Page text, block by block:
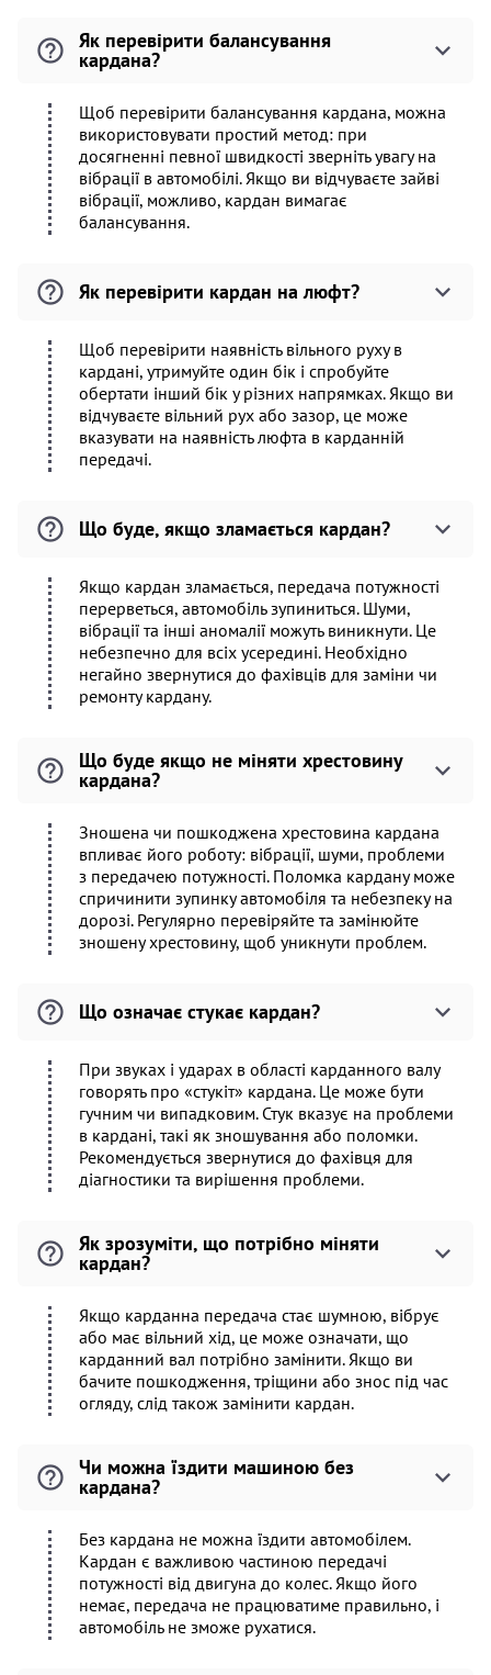
Як перевірити балансування
кардана?
Щоб перевірити балансування кардана, можна
використовувати простий метод: при
досягненні певної швидкості зверніть увагу на
вібрації в автомобілі. Якщо ви відчуваєте зайві
вібрації, можливо, кардан вимагає
балансування.
Як перевірити кардан на люфт?
Щоб перевірити наявність вільного руху в
кардані, утримуйте один бік і спробуйте
обертати інший бік у різних напрямках. Якщо ви
відчуваєте вільний рух або зазор, це може
вказувати на наявність люфта в карданній
передачі.
Що буде, якщо зламається кардан?
Якщо кардан зламається, передача потужності
перерветься, автомобіль зупиниться. Шуми,
вібрації та інші аномалії можуть виникнути. Це
небезпечно для всіх усередині. Необхідно
негайно звернутися до фахівців для заміни чи
ремонту кардану.
Що буде якщо не міняти хрестовину
кардана?
Зношена чи пошкоджена хрестовина кардана
впливає його роботу: вібрації, шуми, проблеми
з передачею потужності. Поломка кардану може
спричинити зупинку автомобіля та небезпеку на
дорозі. Регулярно перевіряйте та замінюйте
зношену хрестовину, щоб уникнути проблем.
Що означає стукає кардан?
При звуках і ударах в області карданного валу
говорять про «стукіт» кардана. Це може бути
гучним чи випадковим. Стук вказує на проблеми
в кардані, такі як зношування або поломки.
Рекомендується звернутися до фахівця для
діагностики та вирішення проблеми.
Як зрозуміти, що потрібно міняти
кардан?
Якщо карданна передача стає шумною, вібрує
або має вільний хід, це може означати, що
карданний вал потрібно замінити. Якщо ви
бачите пошкодження, тріщини або знос під час
огляду, слід також замінити кардан.
Чи можна їздити машиною без
кардана?
Без кардана не можна їздити автомобілем.
Кардан є важливою частиною передачі
потужності від двигуна до колес. Якщо його
немає, передача не працюватиме правильно, і
автомобіль не зможе рухатися.